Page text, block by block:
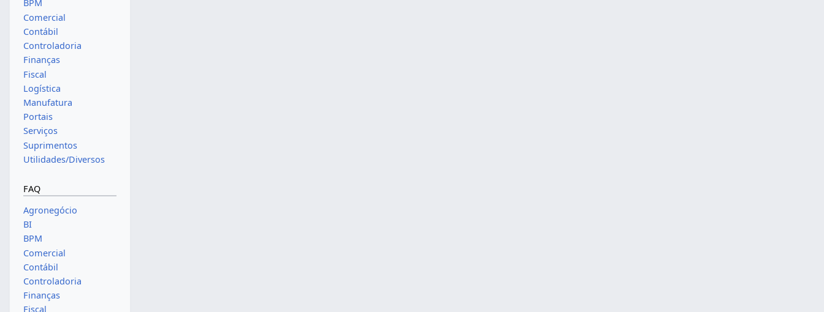
BPM
Comercial
Contábil
Controladoria
Finanças
Fiscal
Logística
Manufatura
Portais
Serviços
Suprimentos
Utilidades/Diversos
FAQ
Agronegócio
BI
BPM
Comercial
Contábil
Controladoria
Finanças
Fiscal